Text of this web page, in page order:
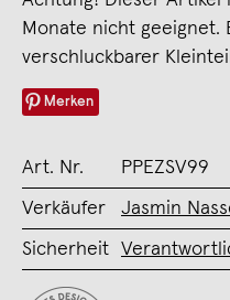
Monate nicht geeignet.
verschluckbarer
Merken
Art. Nr. PPEZSV99
Verkäufer Jasmin
Sicherheit